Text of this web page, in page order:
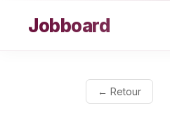
Jobboard
← Retour